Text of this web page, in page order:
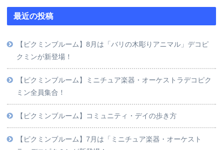
最近の投稿
【ピクミンブルーム】8月は「バリの木彫りアニマル」デコピ
クミンが新登場！
【ピクミンブルーム】ミニチュア楽器・オーケストラデコピク
ミン全員集合！
【ピクミンブルーム】コミュニティ・デイの歩き方
【ピクミンブルーム】7月は「ミニチュア楽器・オーケスト